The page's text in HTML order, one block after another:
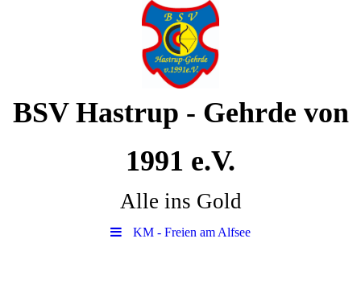
BSV Hastrup - Gehrde von
1991 e.V.
Alle ins Gold
KM - Freien am Alfsee